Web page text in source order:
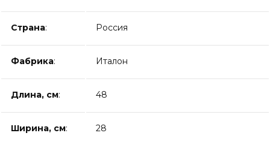
Страна: Россия
Фабрика: Италон
Длина, см: 48
Ширина, см: 28